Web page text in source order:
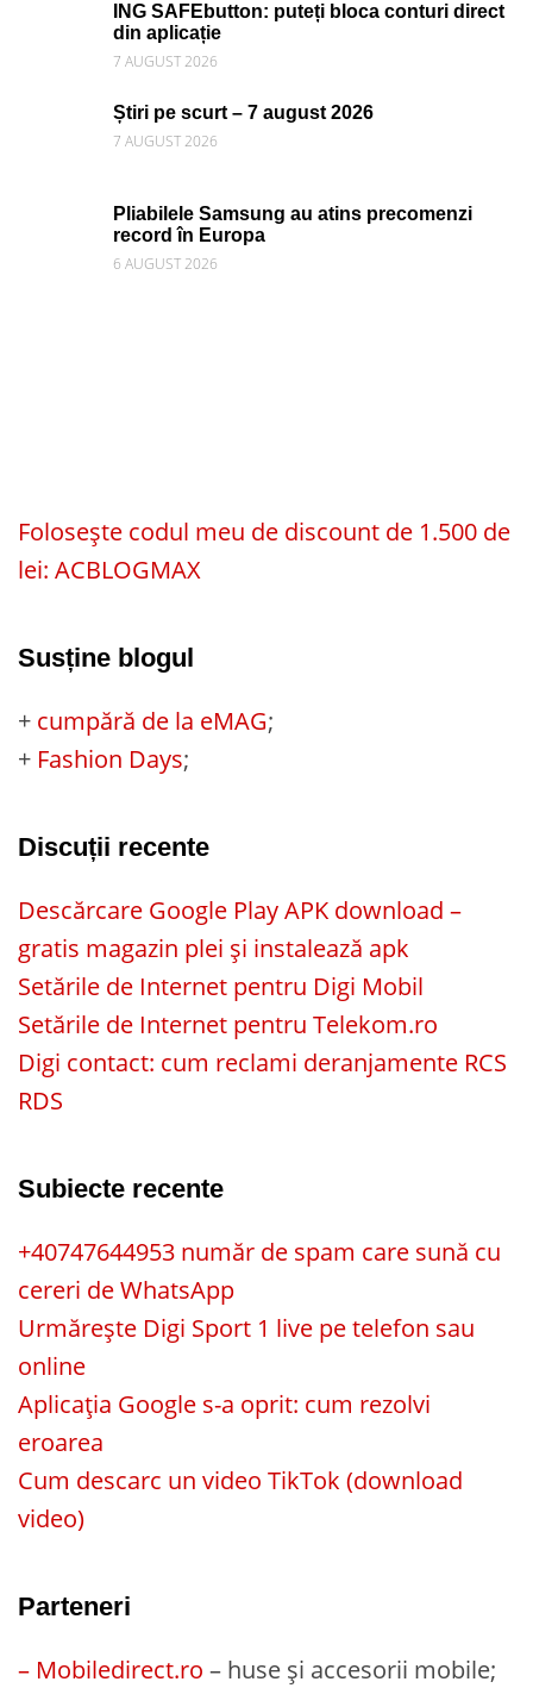
ING SAFEbutton: puteți bloca conturi direct
din aplicație
7 AUGUST 2026
Știri pe scurt – 7 august 2026
7 AUGUST 2026
Pliabilele Samsung au atins precomenzi
record în Europa
6 AUGUST 2026
Folosește codul meu de discount de 1.500 de
lei: ACBLOGMAX
Susține blogul
+ cumpără de la eMAG;
+ Fashion Days;
Discuții recente
Descărcare Google Play APK download –
gratis magazin plei și instalează apk
Setările de Internet pentru Digi Mobil
Setările de Internet pentru Telekom.ro
Digi contact: cum reclami deranjamente RCS
RDS
Subiecte recente
+40747644953 număr de spam care sună cu
cereri de WhatsApp
Urmărește Digi Sport 1 live pe telefon sau
online
Aplicația Google s-a oprit: cum rezolvi
eroarea
Cum descarc un video TikTok (download
video)
Parteneri
– Mobiledirect.ro – huse și accesorii mobile;